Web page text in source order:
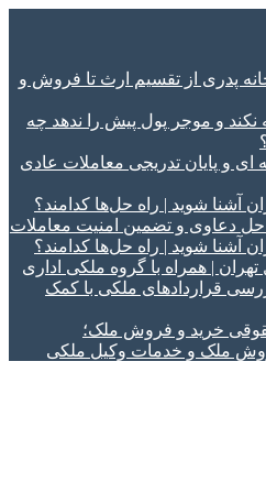
خانه پدری از تقسیم ارث تا فروش و
نکند و موجر پول پیش را ندهد چه
ای و پایان تدریجی معاملات عادی
دعاوی و تضمین امنیت معاملات
| همراه با گروه ملکی اداری
قراردادهای ملکی با کمک
خرید و فروش ملک؛
ملک و خدمات وکیل ملکی